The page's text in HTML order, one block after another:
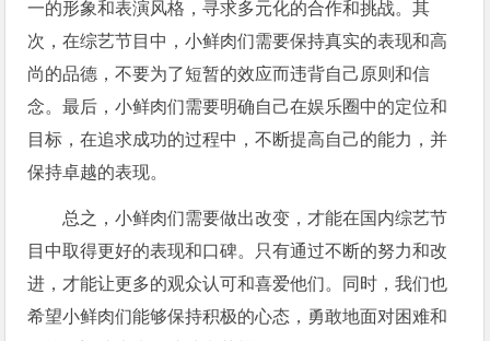
一的形象和表演风格，寻求多元化的合作和挑战。其
次，在综艺节目中，小鲜肉们需要保持真实的表现和高
尚的品德，不要为了短暂的效应而违背自己原则和信
念。最后，小鲜肉们需要明确自己在娱乐圈中的定位和
目标，在追求成功的过程中，不断提高自己的能力，并
保持卓越的表现。
总之，小鲜肉们需要做出改变，才能在国内综艺节
目中取得更好的表现和口碑。只有通过不断的努力和改
进，才能让更多的观众认可和喜爱他们。同时，我们也
希望小鲜肉们能够保持积极的心态，勇敢地面对困难和